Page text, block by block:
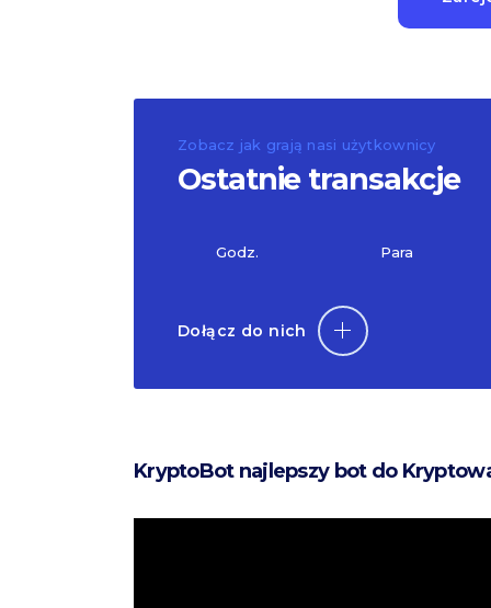
Zobacz jak grają nasi użytkownicy
Ostatnie transakcje
Godz. Para
Dołącz do nich
KryptoBot najlepszy bot do